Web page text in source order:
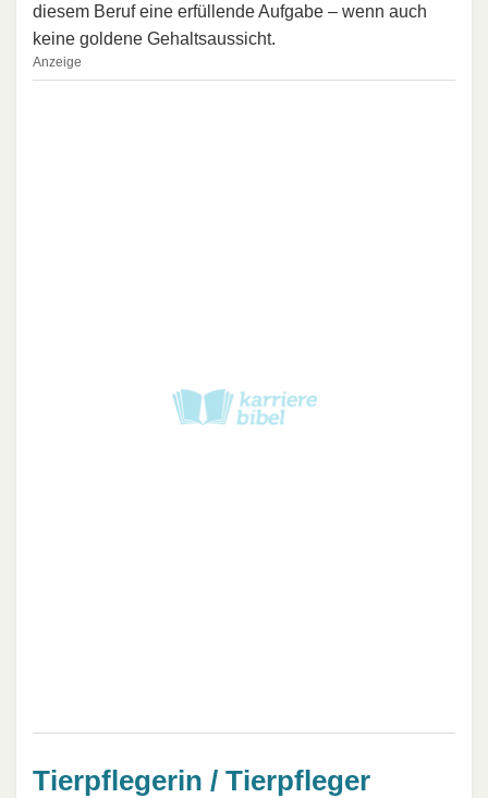
diesem Beruf eine erfüllende Aufgabe – wenn auch
keine goldene Gehaltsaussicht.
Anzeige
Tierpflegerin / Tierpfleger